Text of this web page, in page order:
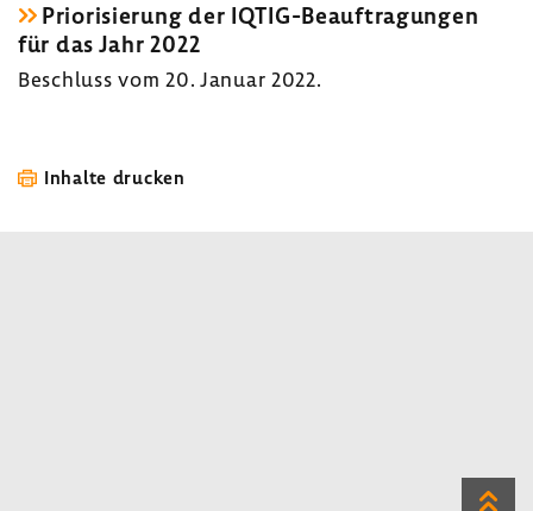
Prio­ri­sie­rung der IQTIG-​Beauftragungen
für das Jahr 2022
Beschluss vom 20. Januar 2022.
Inhalte drucken
Zum